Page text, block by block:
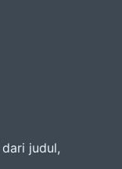
judul,